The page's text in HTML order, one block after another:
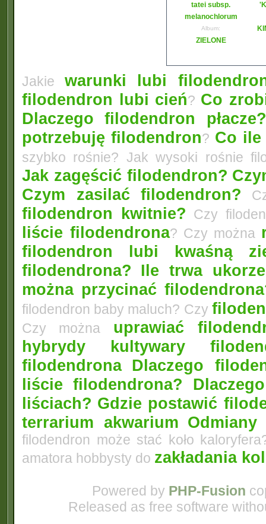
tatei subsp.
melanochlorum
Album:
ZIELONE
Jakie warunki lubi
filodendron lubi cień? Co
Dlaczego filodendron
potrzebuję filodendron? Co ile
szybko rośnie? Jak wysoki rośnie
Jak zagęścić filodendron?
Czym zasilać filodendron?
filodendron kwitnie? Czy
liście filodendrona? Czy można
filodendron lubi kwaśną
filodendrona? Ile trwa
można przycinać
filodendron baby maluch? Czy
Czy można uprawiać
hybrydy kultywary
filodendrona Dlaczego
liście filodendrona?
liściach? Gdzie postawić
terrarium akwarium
filodendron może stać koło
amatora hobbysty do zakładania
Powered by PHP-Fusion
Released as free software